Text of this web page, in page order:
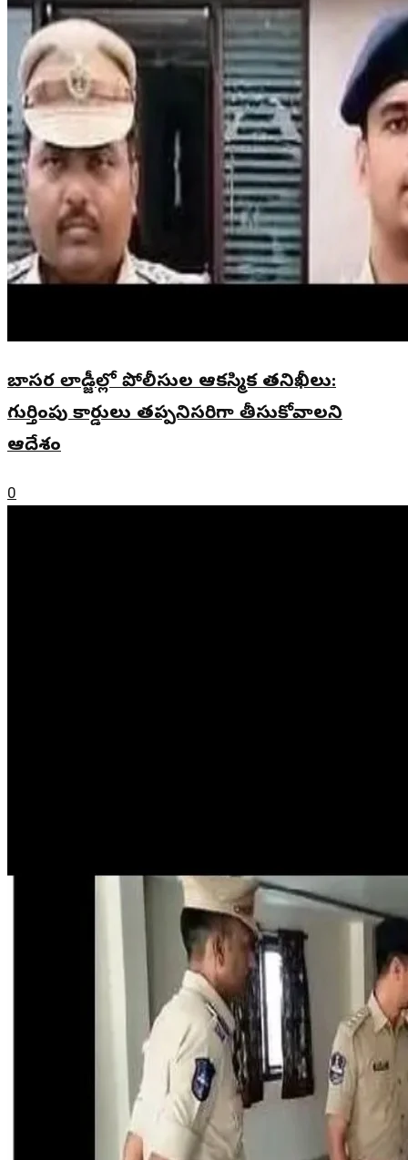
బాసర లాడ్జీల్లో పోలీసుల ఆకస్మిక తనిఖీలు:
గుర్తింపు కార్డులు తప్పనిసరిగా తీసుకోవాలని
ఆదేశం
0